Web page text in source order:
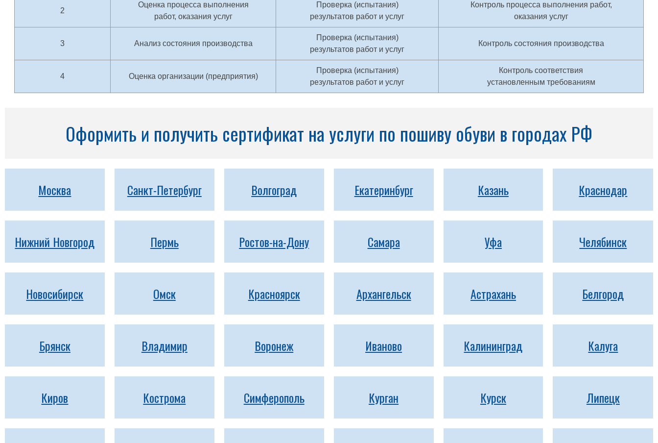
2
Оценка процесса выполнения
работ, оказания услуг
Проверка (испытания)
результатов работ и услуг
Контроль процесса выполнения работ,
оказания услуг
3 Анализ состояния производства
Проверка (испытания)
результатов работ и услуг
Контроль состояния производства
4 Оценка организации (предприятия)
Проверка (испытания)
результатов работ и услуг
Контроль соответствия
установленным требованиям
Оформить и получить сертификат на услуги по пошиву обуви в городах РФ
Москва Санкт-Петербург Волгоград Екатеринбург Казань Краснодар
Нижний Новгород Пермь Ростов-на-Дону Самара Уфа Челябинск
Новосибирск Омск Красноярск Архангельск Астрахань Белгород
Брянск Владимир Воронеж Иваново Калининград Калуга
Киров Кострома Симферополь Курган Курск Липецк